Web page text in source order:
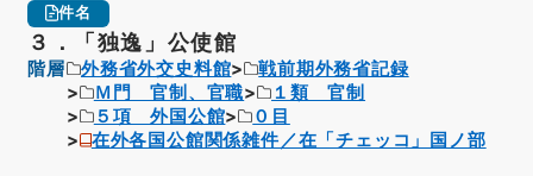
件名
３．「独逸」公使館
階層 外務省外交史料館
戦前期外務省記録
Ｍ門 官制、官職
１類 官制
５項 外国公館
０目
在外各国公館関係雑件／在「チェッコ」国ノ部